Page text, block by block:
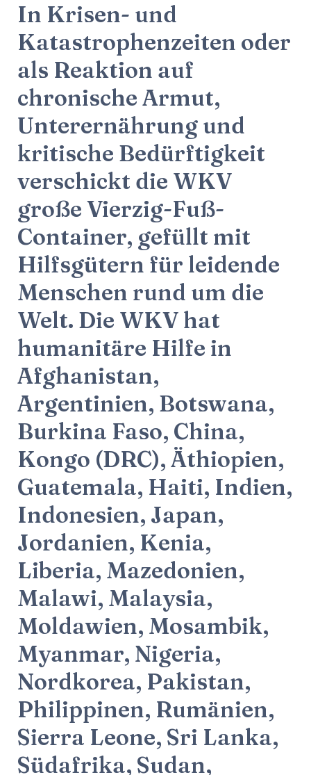
In Krisen- und
Katastrophenzeiten oder
als Reaktion auf
chronische Armut,
Unterernährung und
kritische Bedürftigkeit
verschickt die WKV
große Vierzig-Fuß-
Container, gefüllt mit
Hilfsgütern für leidende
Menschen rund um die
Welt. Die WKV hat
humanitäre Hilfe in
Afghanistan,
Argentinien, Botswana,
Burkina Faso, China,
Kongo (DRC), Äthiopien,
Guatemala, Haiti, Indien,
Indonesien, Japan,
Jordanien, Kenia,
Liberia, Mazedonien,
Malawi, Malaysia,
Moldawien, Mosambik,
Myanmar, Nigeria,
Nordkorea, Pakistan,
Philippinen, Rumänien,
Sierra Leone, Sri Lanka,
Südafrika, Sudan,